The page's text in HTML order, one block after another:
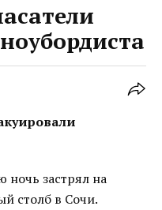
ночь застрял на
столб в Сочи.